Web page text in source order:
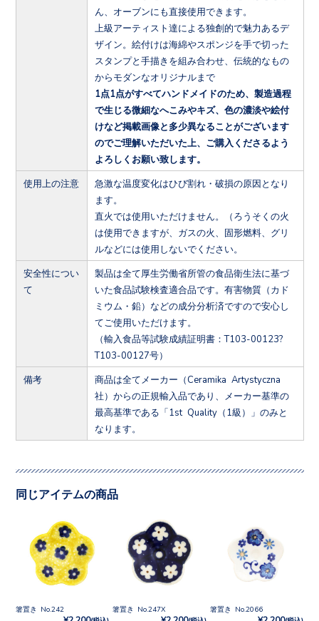
ん、オーブンにも直接使用できます。
上級アーティスト達による独創的で魅力あるデ
ザイン。絵付けは海綿やスポンジを手で切った
スタンプと手描きを組み合わせ、伝統的なもの
からモダンなオリジナルまで
1点1点がすべてハンドメイドのため、製造過程
で生じる微細なへこみやキズ、色の濃淡や絵付
けなど掲載画像と多少異なることがございます
のでご理解いただいた上、ご購入くださるよう
よろしくお願い致します。
使用上の注意
急激な温度変化はひび割れ・破損の原因となり
ます。
直火では使用いただけません。（ろうそくの火
は使用できますが、ガスの火、固形燃料、グリ
ルなどには使用しないでください。
安全性につい
て
製品は全て厚生労働省所管の食品衛生法に基づ
いた食品試験検査適合品です。有害物質（カド
ミウム・鉛）などの成分分析済ですので安心し
てご使用いただけます。
（輸入食品等試験成績証明書：T103-00123?
T103-00127号）
備考
商品は全てメーカー（Ceramika Artystyczna
社）からの正規輸入品であり、メーカー基準の
最高基準である「1st Quality（1級）」のみと
なります。
同じアイテムの商品
箸置き No.242 箸置き No.247X 箸置き No.2066